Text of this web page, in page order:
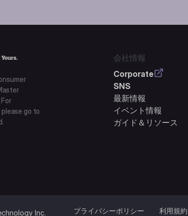
go to
会社情報
Corporate
SNS
最新情報
イベント情報
ガイド＆リソース
Inc. プライバシーポリシー 利用規約